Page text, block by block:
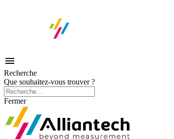

Recherche
Que souhaitez-vous trouver ?
Fermer